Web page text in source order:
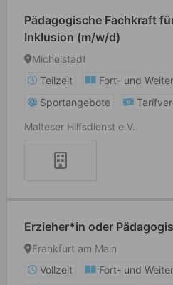
Pädagogische Fachkraft
Inklusion (m/w/d)
Michelstadt
Teilzeit
Fort- und
Sportangebote
Malteser Hilfsdienst e.V.
Erzieher*in oder
Frankfurt am Main
Vollzeit
Fort- und